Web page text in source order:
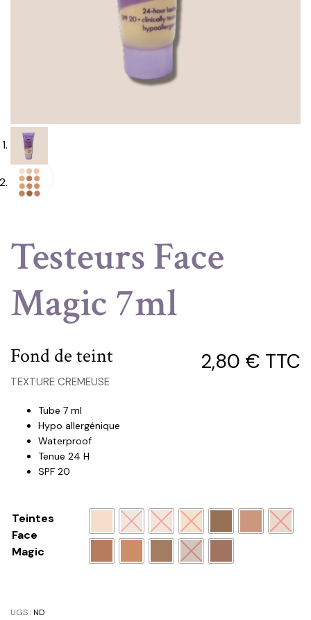
Testeurs Face
Magic 7ml
2,80 € TTC
Fond de teint
TEXTURE CREMEUSE
Tube 7 ml
Hypo allergénique
Waterproof
Tenue 24 H
SPF 20
Teintes
Face
Magic
UGS :ND